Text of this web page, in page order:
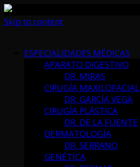
Skip to content
ESPECIALIDADES MÉDICAS
APARATO DIGESTIVO
DR. MIRAS
CIRUGÍA MAXILOFACIAL
DR. GARCÍA VEGA
CIRUGÍA PLÁSTICA
DR. DE LA FUENTE
DERMATOLOGÍA
DR. SERRANO
GENÉTICA